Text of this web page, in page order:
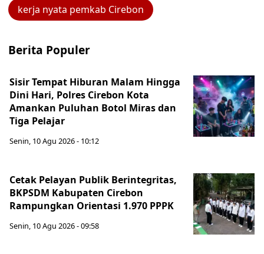
kerja nyata pemkab Cirebon
Berita Populer
Sisir Tempat Hiburan Malam Hingga
Dini Hari, Polres Cirebon Kota
Amankan Puluhan Botol Miras dan
Tiga Pelajar
Senin, 10 Agu 2026 - 10:12
Cetak Pelayan Publik Berintegritas,
BKPSDM Kabupaten Cirebon
Rampungkan Orientasi 1.970 PPPK
Senin, 10 Agu 2026 - 09:58